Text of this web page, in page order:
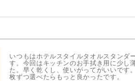
いつもはホテルスタイルタオルスタンダ
す。今回はキッチンのお手拭き用に少し
た。早く乾くし、使いがってがいいです
枚ずつ選べたらもっと良かったです。